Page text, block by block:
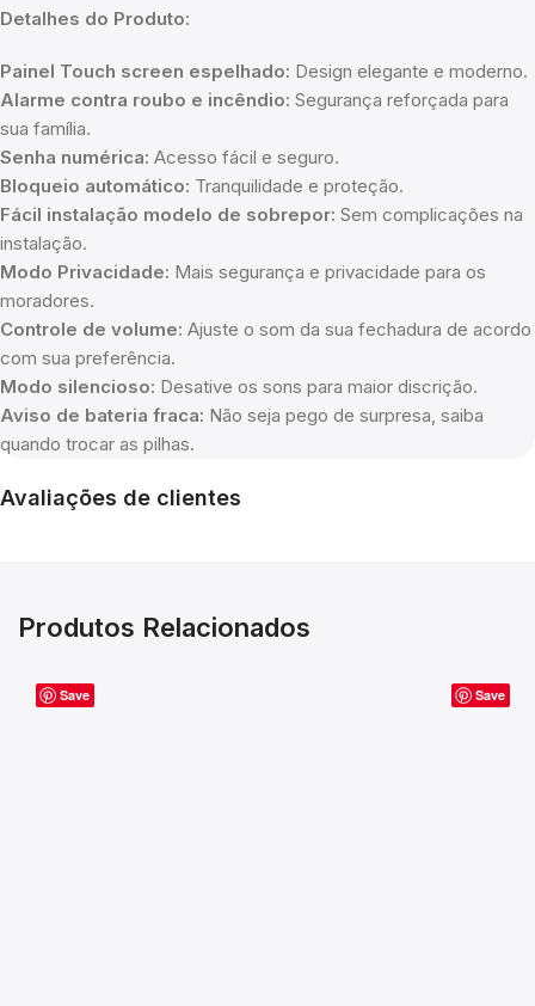
Detalhes do Produto:
Painel Touch screen espelhado: Design elegante e moderno.
Alarme contra roubo e incêndio: Segurança reforçada para
sua família.
Senha numérica: Acesso fácil e seguro.
Bloqueio automático: Tranquilidade e proteção.
Fácil instalação modelo de sobrepor: Sem complicações na
instalação.
Modo Privacidade: Mais segurança e privacidade para os
moradores.
Controle de volume: Ajuste o som da sua fechadura de acordo
com sua preferência.
Modo silencioso: Desative os sons para maior discrição.
Aviso de bateria fraca: Não seja pego de surpresa, saiba
quando trocar as pilhas.
Avaliações de clientes
Produtos Relacionados
Save Save